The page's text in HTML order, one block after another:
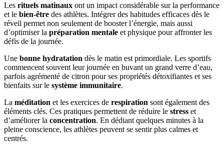
Les rituels matinaux ont un impact considérable sur la performance
et le bien-être des athlètes. Intégrer des habitudes efficaces dès le
réveil permet non seulement de booster l’énergie, mais aussi
d’optimiser la préparation mentale et physique pour affronter les
défis de la journée.
Une bonne hydratation dès le matin est primordiale. Les sportifs
commencent souvent leur journée en buvant un grand verre d’eau,
parfois agrémenté de citron pour ses propriétés détoxifiantes et ses
bienfaits sur le système immunitaire.
La méditation et les exercices de respiration sont également des
éléments clés. Ces pratiques permettent de réduire le stress et
d’améliorer la concentration. En dédiant quelques minutes à la
pleine conscience, les athlètes peuvent se sentir plus calmes et
centrés.